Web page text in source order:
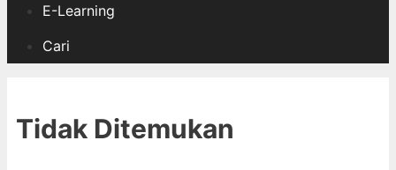
E-Learning
Cari
Tidak Ditemukan